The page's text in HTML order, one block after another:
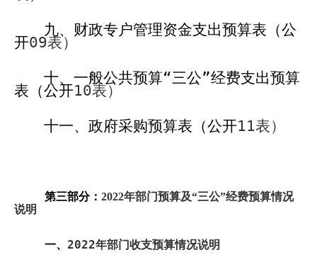
九、财政专户管理资金支出预算表（公
开09表）
十、一般公共预算“三公”经费支出预算
表（公开10表）
十一、政府采购预算表（公开11表）
第三部分：2022年部门预算及“三公”经费预算情况
说明
一、 2022年部门收支预算情况说明